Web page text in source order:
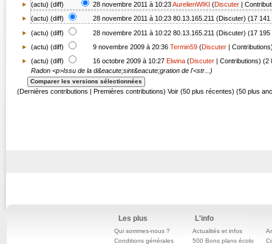
(actu) (diff) 28 novembre 2011 à 10:23AurelienWIKI (Discuter
(actu) (diff) 28 novembre 2011 à 10:23 80.13.165.211 (Discuter) (17 141
(actu) (diff) 28 novembre 2011 à 10:22 80.13.165.211 (Discuter) (17 195
(actu) (diff) 9 novembre 2009 à 20:36 Termin59 (Discuter | Contributions
(actu) (diff) 16 octobre 2009 à 10:27 Elwina (Discuter | Contributions) (2
Radon <p>Issu de la d&eacute;sint&eacute;gration de l'<str...)
(Dernières contributions | Premières contributions) Voir (50 plus récentes) (50 plus
Les plus
Qui sommes-nous ?
Conditions générales
L'info
Actualités et infos
500 Bons plans écolo